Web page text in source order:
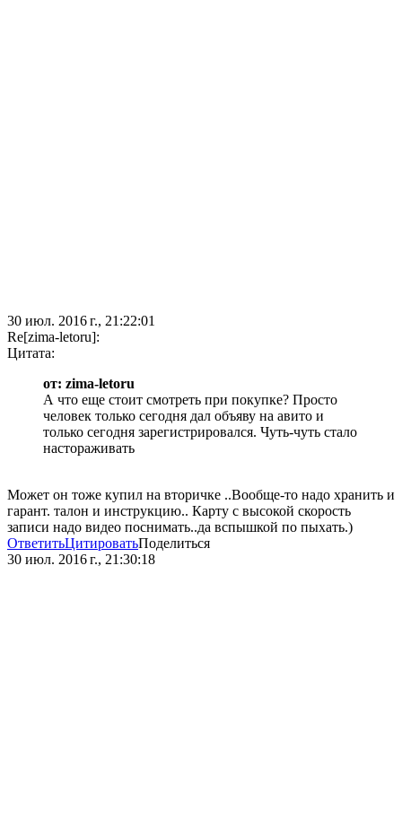
30 июл. 2016 г., 21:22:01
Re[zima-letoru]:
Цитата:
от: zima-letoru
А что еще стоит смотреть при покупке? Просто
человек только сегодня дал объяву на авито и
только сегодня зарегистрировался. Чуть-чуть стало
настораживать
Может он тоже купил на вторичке ..Вообще-то надо хранить и
гарант. талон и инструкцию.. Карту с высокой скорость
записи надо видео поснимать..да вспышкой по пыхать.)
ОтветитьЦитироватьПоделиться
30 июл. 2016 г., 21:30:18